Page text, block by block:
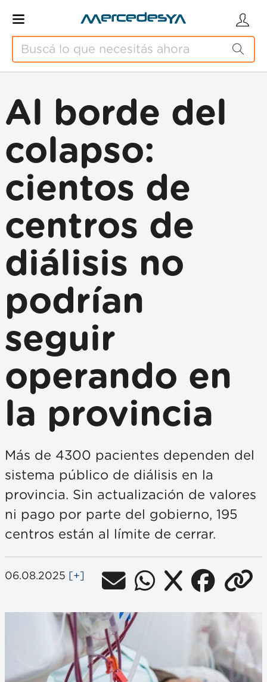
Al borde del
colapso:
cientos de
centros de
diálisis no
podrían
seguir
operando en
la provincia
Más de 4300 pacientes dependen del
sistema público de diálisis en la
provincia. Sin actualización de valores
ni pago por parte del gobierno, 195
centros están al límite de cerrar.
06.08.2025 [+]